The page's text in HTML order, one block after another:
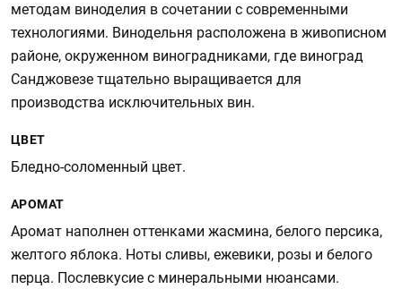
методам виноделия в сочетании с современными
технологиями. Винодельня расположена в живописном
районе, окруженном виноградниками, где виноград
Санджовезе тщательно выращивается для
производства исключительных вин.
ЦВЕТ
Бледно-соломенный цвет.
АРОМАТ
Аромат наполнен оттенками жасмина, белого персика,
желтого яблока. Ноты сливы, ежевики, розы и белого
перца. Послевкусие с минеральными нюансами.